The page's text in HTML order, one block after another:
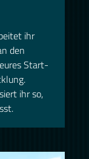
ihr
den
Start-
ihr so,